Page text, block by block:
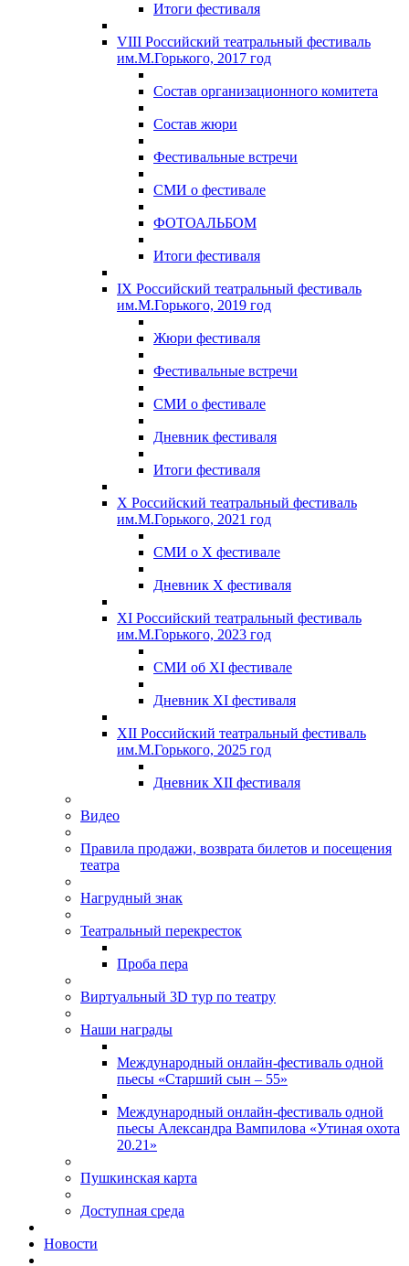
Итоги фестиваля
VIII Российский театральный фестиваль
им.М.Горького, 2017 год
Состав организационного комитета
Состав жюри
Фестивальные встречи
СМИ о фестивале
ФОТОАЛЬБОМ
Итоги фестиваля
IX Российский театральный фестиваль
им.М.Горького, 2019 год
Жюри фестиваля
Фестивальные встречи
СМИ о фестивале
Дневник фестиваля
Итоги фестиваля
X Российский театральный фестиваль
им.М.Горького, 2021 год
СМИ о X фестивале
Дневник X фестиваля
XI Российский театральный фестиваль
им.М.Горького, 2023 год
СМИ об XI фестивале
Дневник XI фестиваля
XII Российский театральный фестиваль
им.М.Горького, 2025 год
Дневник XII фестиваля
Видео
Правила продажи, возврата билетов и посещения
театра
Нагрудный знак
Театральный перекресток
Проба пера
Виртуальный 3D тур по театру
Наши награды
Международный онлайн-фестиваль одной
пьесы «Старший сын – 55»
Международный онлайн-фестиваль одной
пьесы Александра Вампилова «Утиная охота
20.21»
Пушкинская карта
Доступная среда
Новости